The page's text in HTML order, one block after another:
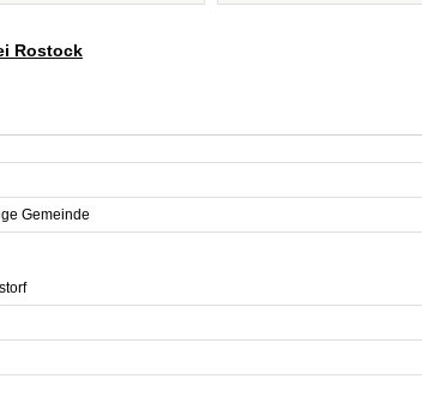
Rostock
Gemeinde